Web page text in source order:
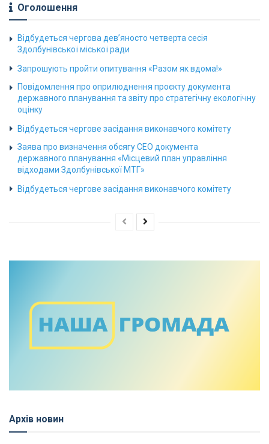
Оголошення
Відбудеться чергова дев’яносто четверта сесія
Здолбунівської міської ради
Запрошують пройти опитування «Разом як вдома!»
Повідомлення про оприлюднення проєкту документа
державного планування та звіту про стратегічну екологічну
оцінку
Відбудеться чергове засідання виконавчого комітету
Заява про визначення обсягу СЕО документа
державного планування «Місцевий план управління
відходами Здолбунівської МТГ»
Відбудеться чергове засідання виконавчого комітету
Архів новин